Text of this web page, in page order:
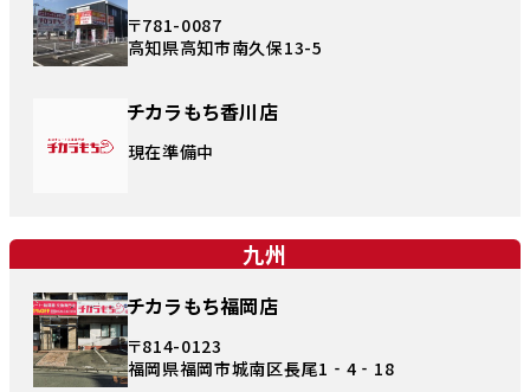
〒781-0087
高知県高知市南久保13-5
チカラもち香川店
現在準備中
九州
チカラもち福岡店
〒814-0123
福岡県福岡市城南区長尾1‐4‐18